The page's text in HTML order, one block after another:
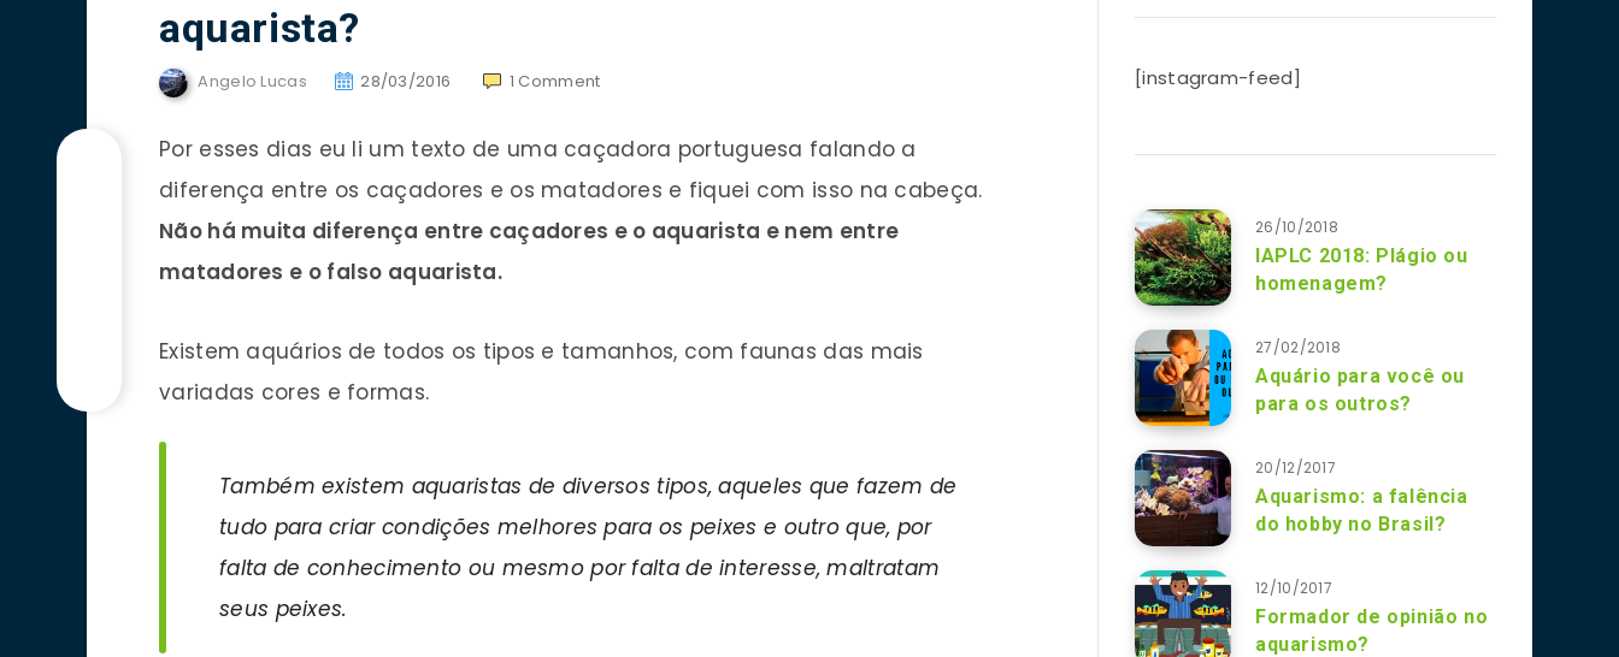
aquarista?
Angelo Lucas 28/03/2016 1 Comment
Por esses dias eu li um texto de uma caçadora portuguesa falando a
diferença entre os caçadores e os matadores e fiquei com isso na cabeça.
Não há muita diferença entre caçadores e o aquarista e nem entre
matadores e o falso aquarista.
Existem aquários de todos os tipos e tamanhos, com faunas das mais
variadas cores e formas.
Também existem aquaristas de diversos tipos, aqueles que fazem de
tudo para criar condições melhores para os peixes e outro que, por
falta de conhecimento ou mesmo por falta de interesse, maltratam
seus peixes.
[instagram-feed]
26/10/2018
IAPLC 2018: Plágio ou
homenagem?
27/02/2018
Aquário para você ou
para os outros?
20/12/2017
Aquarismo: a falência
do hobby no Brasil?
12/10/2017
Formador de opinião no
aquarismo?